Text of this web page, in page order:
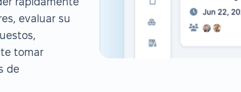
evaluar su
tomar
de